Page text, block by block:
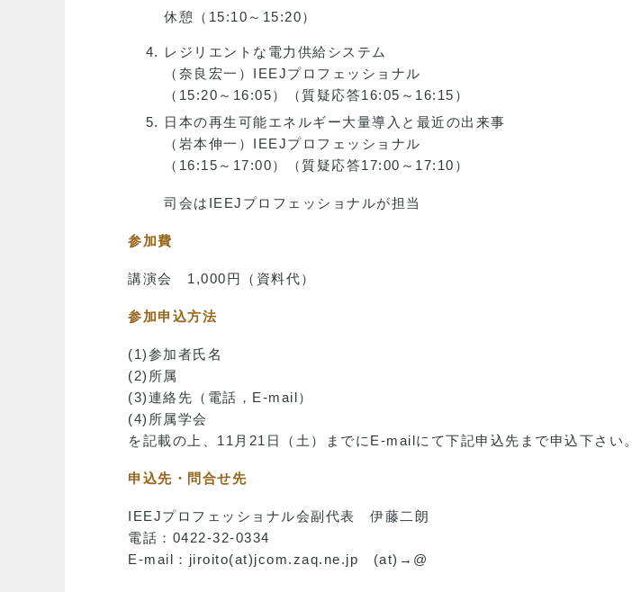
休憩（15:10～15:20）
レジリエントな電力供給システム
（奈良宏一）IEEJプロフェッショナル
（15:20～16:05）（質疑応答16:05～16:15）
日本の再生可能エネルギー大量導入と最近の出来事
（岩本伸一）IEEJプロフェッショナル
（16:15～17:00）（質疑応答17:00～17:10）
司会はIEEJプロフェッショナルが担当
参加費
講演会 1,000円（資料代）
参加申込方法
(1)参加者氏名
(2)所属
(3)連絡先（電話，E-mail）
(4)所属学会
を記載の上、11月21日（土）までにE-mailにて下記申込先まで申込下さい。
申込先・問合せ先
IEEJプロフェッショナル会副代表 伊藤二朗
電話：0422-32-0334
E-mail：jiroito(at)jcom.zaq.ne.jp (at)→@